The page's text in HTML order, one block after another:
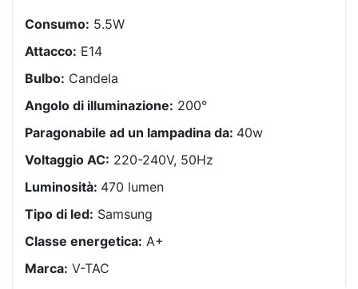
Consumo: 5.5W
Attacco: E14
Bulbo: Candela
Angolo di illuminazione: 200°
Paragonabile ad un lampadina da: 40w
Voltaggio AC: 220-240V, 50Hz
Luminosità: 470 lumen
Tipo di led: Samsung
Classe energetica: A+
Marca: V-TAC